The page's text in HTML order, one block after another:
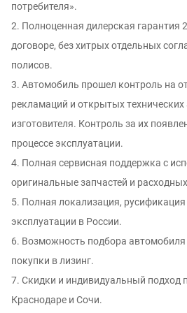
потрeбителя».
2. Полноценная дилерская гарантия
договоре, без хитрых отдельных
полисов.
3. Автомобиль прошел контроль на
рекламаций и oткpытых тexнических
изгoтовителя. Контроль за иx
процессе эксплуатации.
4. Полная сервисная поддержка с
оригинальные запчастей и
5. Полная локализация, русификация
эксплуатации в России.
6. Возможность подбора
покупки в лизинг.
7. Скидки и индивидуальный подход
Краснодаре и Сочи.